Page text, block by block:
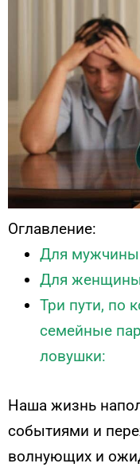
Оглавление:
Для мужчины
Для женщины
Три пути, по
семейные
ловушки:
Наша жизнь
событиями и
волнующих и